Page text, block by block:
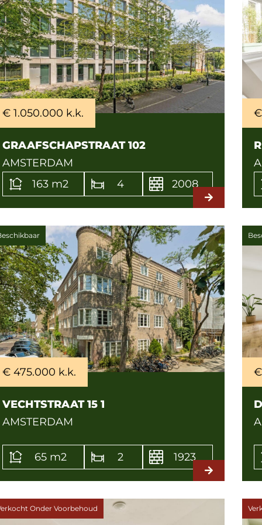
€ 1.050.000 k.k.
GRAAFSCHAPSTRAAT 102
AMSTERDAM
163 m2
4 2008
€ 475.000 k.k.
VECHTSTRAAT 15 1
AMSTERDAM
65 m2 2 1923
Onder Voorbehoud